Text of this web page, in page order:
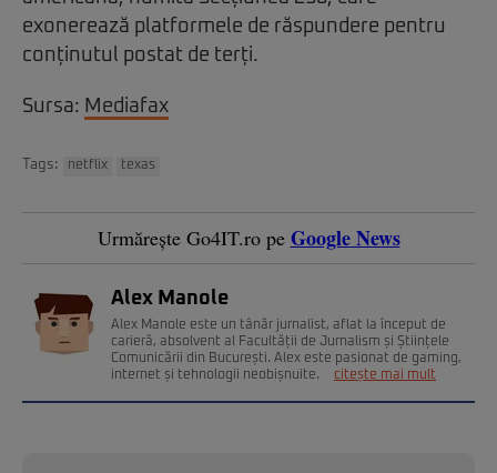
exonerează platformele de răspundere pentru
conținutul postat de terți.
Sursa: Mediafax
Tags: netflix texas
Urmărește Go4IT.ro pe Google News
Alex Manole
Alex Manole este un tânăr jurnalist, aflat la început de
carieră, absolvent al Facultății de Jurnalism și Științele
Comunicării din București. Alex este pasionat de gaming,
internet și tehnologii neobișnuite.
citește mai mult